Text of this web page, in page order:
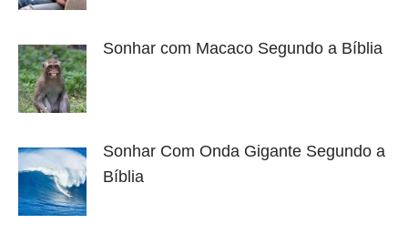
Sonhar com Macaco Segundo a Bíblia
Sonhar Com Onda Gigante Segundo a
Bíblia